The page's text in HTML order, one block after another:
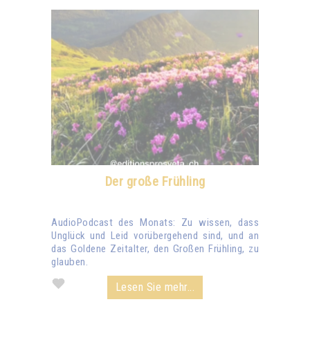
Der große Frühling
AudioPodcast des Monats: Zu wissen, dass
Unglück und Leid vorübergehend sind, und an
das Goldene Zeitalter, den Großen Frühling, zu
glauben.
Lesen Sie mehr...